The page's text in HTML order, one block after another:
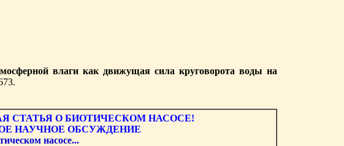
влаги как движущая сила круговорота воды на
СТАТЬЯ О БИОТИЧЕСКОМ НАСОСЕ!
НАУЧНОЕ ОБСУЖДЕНИЕ
насосе...